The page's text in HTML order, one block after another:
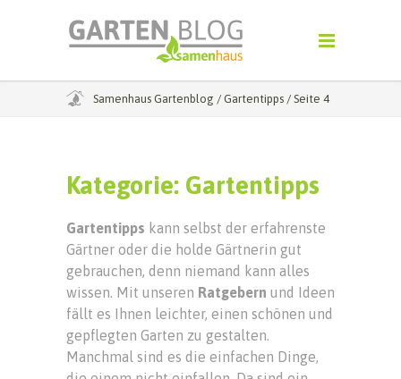
Samenhaus Gartenblog / Gartentipps / Seite 4
Kategorie: Gartentipps
Gartentipps kann selbst der erfahrenste
Gärtner oder die holde Gärtnerin gut
gebrauchen, denn niemand kann alles
wissen. Mit unseren Ratgebern und Ideen
fällt es Ihnen leichter, einen schönen und
gepflegten Garten zu gestalten.
Manchmal sind es die einfachen Dinge,